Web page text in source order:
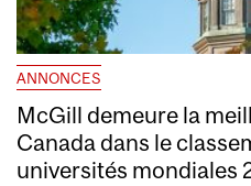
ANNONCES
McGill demeure la
Canada dans le
universités mondiales